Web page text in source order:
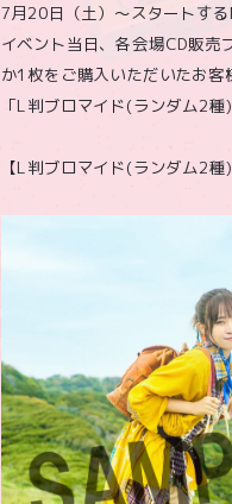
7月20日（土）～スタートす
イベント当日、各会場CD販
か1枚をご購入いただいたお
「L判ブロマイド(ランダム2種
【L判ブロマイド(ランダム2種)